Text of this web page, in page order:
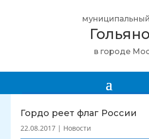
в городе
Гордо реет флаг России
22.08.2017 | Новости